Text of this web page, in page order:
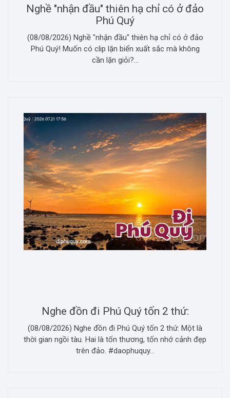
Nghề "nhận đầu" thiên hạ chỉ có ở đảo
Phú Quý
(08/08/2026) Nghề "nhận đầu" thiên hạ chỉ có ở đảo
Phú Quý! Muốn có clip lặn biển xuất sắc mà không
cần lặn giỏi?...
Nghe đồn đi Phú Quý tốn 2 thứ:
(08/08/2026) Nghe đồn đi Phú Quý tốn 2 thứ: Một là
thời gian ngồi tàu. Hai là tốn thương, tốn nhớ cảnh đẹp
trên đảo. #daophuquy...